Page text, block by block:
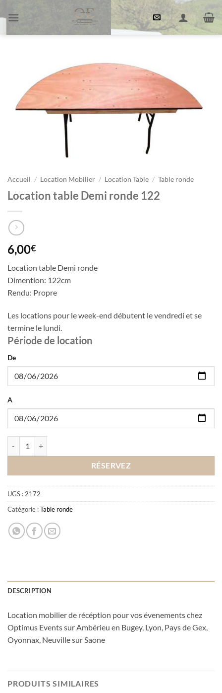
au
Accueil / Location Mobilier / Location Table / Table ronde
Location table Demi ronde 122
6,00€
Location table Demi ronde
Dimention: 122cm
Rendu: Propre
Les locations pour le week-end débutent le vendredi et se
termine le lundi.
Période de location
De
A
RÉSERVEZ
UGS : 2172
Catégorie :Table ronde
DESCRIPTION
Location mobilier de récéption pour vos évenements chez
Optimus Events sur Ambérieu en Bugey, Lyon, Pays de Gex,
Oyonnax, Neuville sur Saone
PRODUITS SIMILAIRES